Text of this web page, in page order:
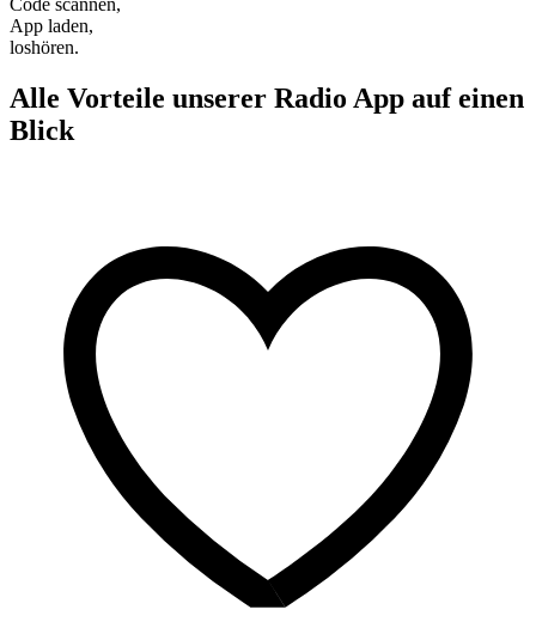
App laden,
loshören.
Alle Vorteile unserer Radio App auf einen
Blick